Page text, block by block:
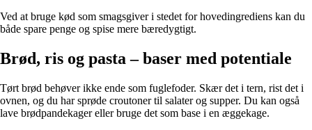
Ved at bruge kød som smagsgiver i stedet for hovedingrediens kan du
både spare penge og spise mere bæredygtigt.
Brød, ris og pasta – baser med potentiale
Tørt brød behøver ikke ende som fuglefoder. Skær det i tern, rist det i
ovnen, og du har sprøde croutoner til salater og supper. Du kan også
lave brødpandekager eller bruge det som base i en æggekage.